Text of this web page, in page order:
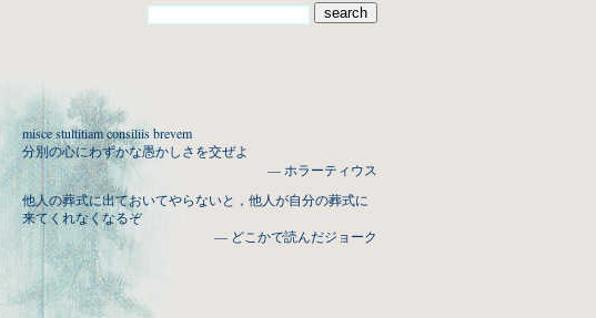
misce stultitiam consiliis brevem
分別の心にわずかな愚かしさを交ぜよ
— ホラーティウス
他人の葬式に出ておいてやらないと，他人が自分の葬式に
来てくれなくなるぞ
— どこかで読んだジョーク